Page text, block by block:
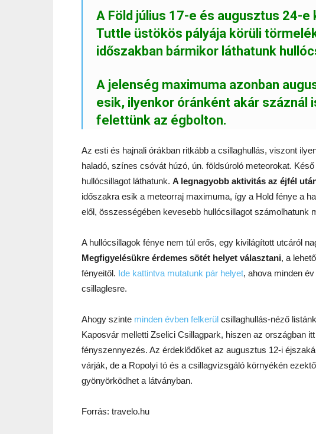
A Föld július 17-e és augusztus 24-
Tuttle üstökös pályája körüli
időszakban bármikor láthatunk
A jelenség maximuma azonban
esik, ilyenkor óránként akár száznál
felettünk az égbolton.
Az esti és hajnali órákban ritkább a csillaghullás, viszont
haladó, színes csóvát húzó, ún. földsúroló meteorokat.
hullócsillagot láthatunk. A legnagyobb aktivitás az éjfél
időszakra esik a meteorraj maximuma, így a Hold fénye a
elől, összességében kevesebb hullócsillagot számolhatunk
A hullócsillagok fénye nem túl erős, egy kivilágított utcáról
Megfigyelésükre érdemes sötét helyet választani, a
fényeitől. Ide kattintva mutatunk pár helyet, ahova minden
csillaglesre.
Ahogy szinte minden évben felkerül csillaghullás-néző
Kaposvár melletti Zselici Csillagpark, hiszen az országban
fényszennyezés. Az érdeklődőket az augusztus 12-i
várják, de a Ropolyi tó és a csillagvizsgáló környékén
gyönyörködhet a látványban.
Forrás: travelo.hu